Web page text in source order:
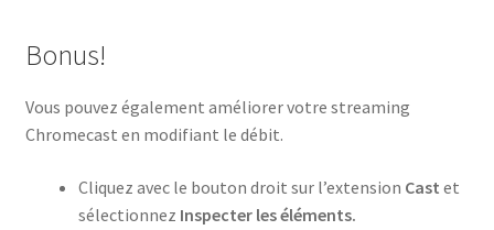
Bonus!
Vous pouvez également améliorer votre streaming
Chromecast en modifiant le débit.
Cliquez avec le bouton droit sur l’extension Cast et
sélectionnez Inspecter les éléments.